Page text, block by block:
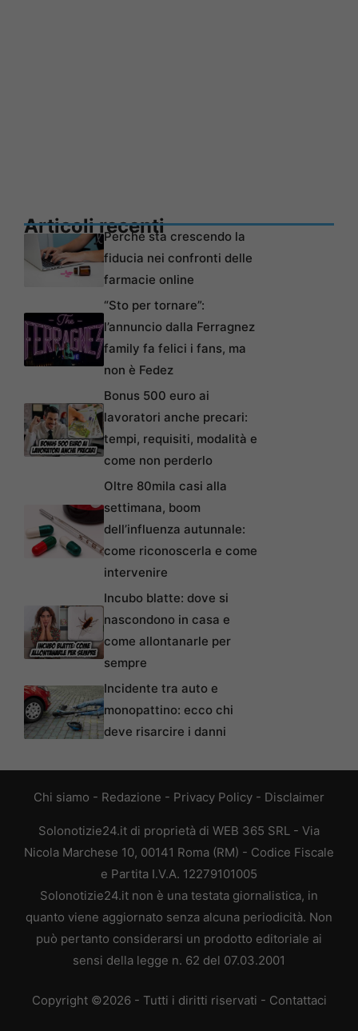
Articoli recentiPerché sta crescendo la
fiducia nei confronti delle
farmacie online
“Sto per tornare”:
l’annuncio dalla Ferragnez
family fa felici i fans, ma
non è Fedez
Bonus 500 euro ai
lavoratori anche precari:
tempi, requisiti, modalità e
come non perderlo
Oltre 80mila casi alla
settimana, boom
dell’influenza autunnale:
come riconoscerla e come
intervenire
Incubo blatte: dove si
nascondono in casa e
come allontanarle per
sempre
Incidente tra auto e
monopattino: ecco chi
deve risarcire i danni
Chi siamo - Redazione - Privacy Policy - Disclaimer
Solonotizie24.it di proprietà di WEB 365 SRL - Via
Nicola Marchese 10, 00141 Roma (RM) - Codice Fiscale
e Partita I.V.A. 12279101005
Solonotizie24.it non è una testata giornalistica, in
quanto viene aggiornato senza alcuna periodicità. Non
può pertanto considerarsi un prodotto editoriale ai
sensi della legge n. 62 del 07.03.2001
Copyright ©2026 - Tutti i diritti riservati - Contattaci